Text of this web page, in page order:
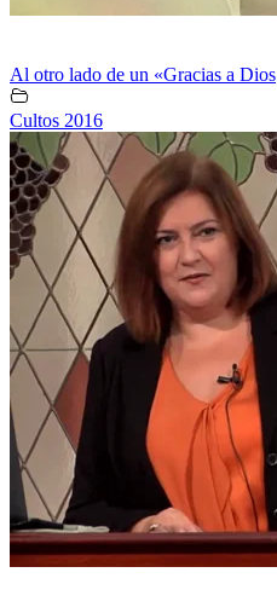
Al otro lado de un «Gracias a Dios
Cultos 2016